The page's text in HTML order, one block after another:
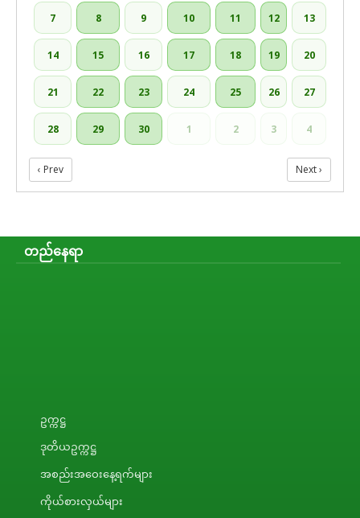
7 8 9 10 11 12 13
14 15 16 17 18 19 20
21 22 23 24 25 26 27
28 29 30 1 2 3 4
‹ Prev Next ›
တည်နေရာ
ဥက္ကဋ္ဌ
ဒုတိယဥက္ကဋ္ဌ
အစည်းအဝေးနေ့ရက်များ
ကိုယ်စားလှယ်များ